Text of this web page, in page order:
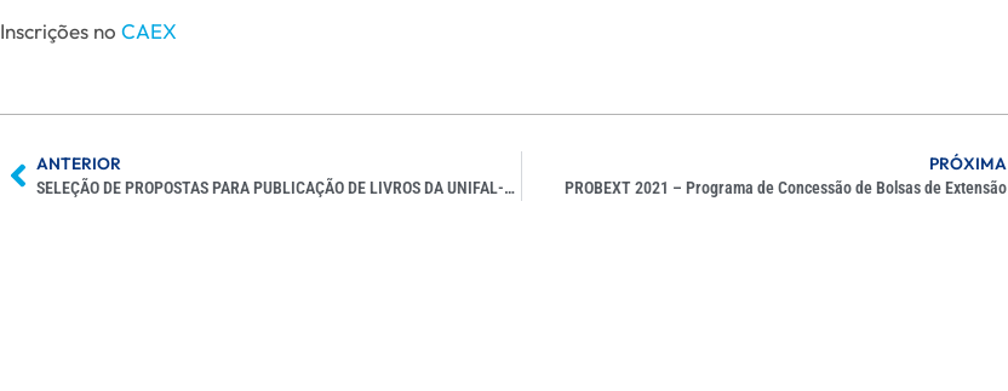
Inscrições no CAEX
ANTERIOR
SELEÇÃO DE PROPOSTAS PARA PUBLICAÇÃO DE LIVROS DA UNIFAL-MG
PRÓXIMA
PROBEXT 2021 – Programa de Concessão de Bolsas de Extensão